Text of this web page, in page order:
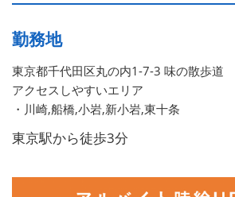
勤務地
東京都千代田区丸の内1-7-3 味の散歩道
アクセスしやすいエリア
・川崎,船橋,小岩,新小岩,東十条
東京駅から徒歩3分